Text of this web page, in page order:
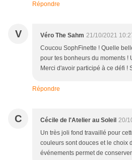
Répondre
V Véro The Sahm 21/10/2021
Coucou SophFinette ! Quelle
pour tes bonheurs du moments
Merci d'avoir participé à ce défi !
Répondre
C Cécile de l'Atelier au Soleil 20/
Un très joli fond travaillé pour
couleurs sont douces et le choix
événements permet de